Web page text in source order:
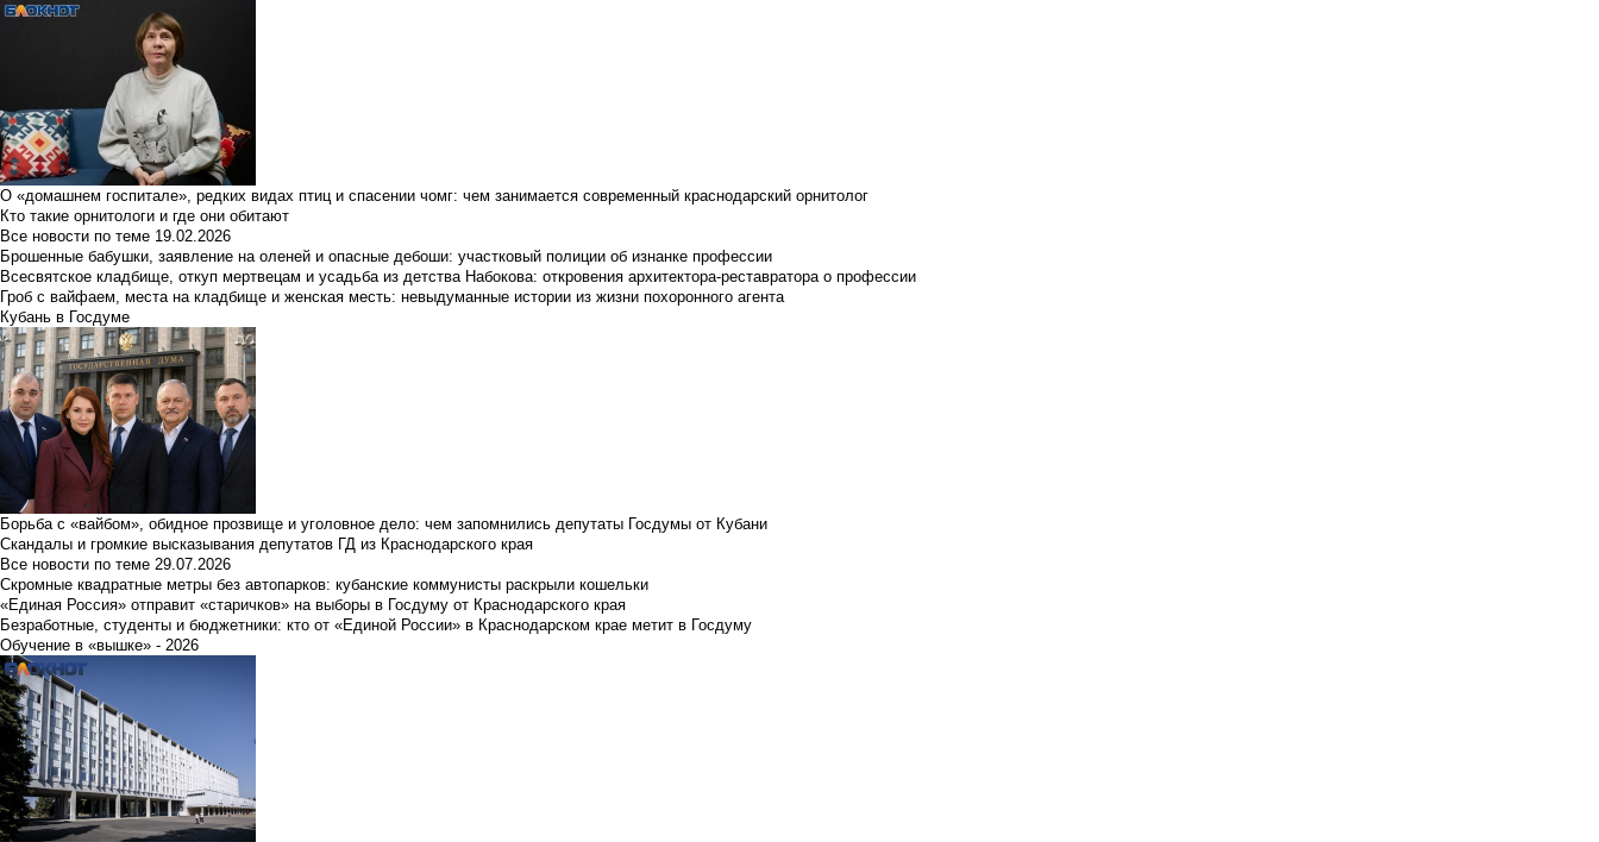
О «домашнем госпитале», редких видах птиц и спасении чомг: чем занимается современный краснодарский орнитолог
Кто такие орнитологи и где они обитают
Все новости по теме 19.02.2026
Брошенные бабушки, заявление на оленей и опасные дебоши: участковый полиции об изнанке профессии
Всесвятское кладбище, откуп мертвецам и усадьба из детства Набокова: откровения архитектора-реставратора о профессии
Гроб с вайфаем, места на кладбище и женская месть: невыдуманные истории из жизни похоронного агента
Кубань в Госдуме
Борьба с «вайбом», обидное прозвище и уголовное дело: чем запомнились депутаты Госдумы от Кубани
Скандалы и громкие высказывания депутатов ГД из Краснодарского края
Все новости по теме 29.07.2026
Скромные квадратные метры без автопарков: кубанские коммунисты раскрыли кошельки
«Единая Россия» отправит «старичков» на выборы в Госдуму от Краснодарского края
Безработные, студенты и бюджетники: кто от «Единой России» в Краснодарском крае метит в Госдуму
Обучение в «вышке» - 2026